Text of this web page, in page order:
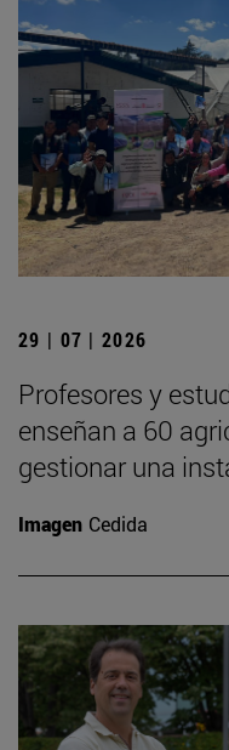
29 | 07 | 2026
Profesores y
enseñan a 60
gestionar una
Imagen Cedida